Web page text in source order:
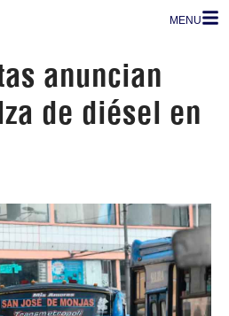
MENU
anuncian
de diésel en